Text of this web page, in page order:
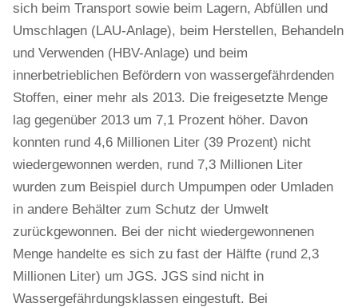
sich beim Transport sowie beim Lagern, Abfüllen und
Umschlagen (LAU-Anlage), beim Herstellen, Behandeln
und Verwenden (HBV-Anlage) und beim
innerbetrieblichen Befördern von wassergefährdenden
Stoffen, einer mehr als 2013. Die freigesetzte Menge
lag gegenüber 2013 um 7,1 Prozent höher. Davon
konnten rund 4,6 Millionen Liter (39 Prozent) nicht
wiedergewonnen werden, rund 7,3 Millionen Liter
wurden zum Beispiel durch Umpumpen oder Umladen
in andere Behälter zum Schutz der Umwelt
zurückgewonnen. Bei der nicht wiedergewonnenen
Menge handelte es sich zu fast der Hälfte (rund 2,3
Millionen Liter) um JGS. JGS sind nicht in
Wassergefährdungsklassen eingestuft. Bei